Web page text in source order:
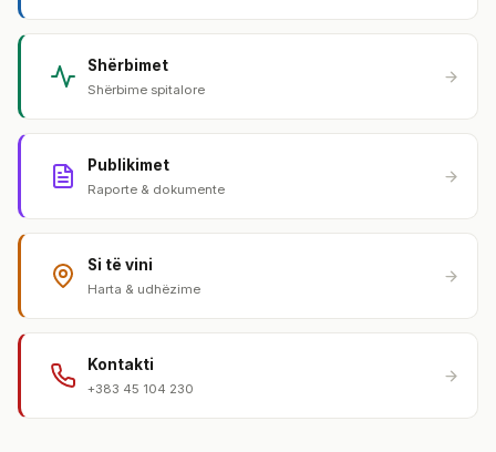
Shërbimet
Shërbime spitalore
Publikimet
Raporte & dokumente
Si të vini
Harta & udhëzime
Kontakti
+383 45 104 230